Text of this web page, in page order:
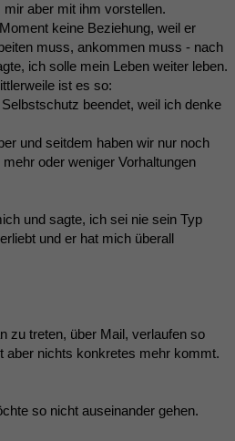
aber mit ihm vorstellen.
keine Beziehung, weil er
muss, ankommen muss - nach
ich solle mein Leben weiter leben.
ist es so:
beendet, weil ich denke
und seitdem haben wir nur noch
oder weniger Vorhaltungen
und sagte, ich sei nie sein Typ
und er hat mich überall
zu treten, über Mail, verlaufen so
nichts konkretes mehr kommt.
so nicht auseinander gehen.